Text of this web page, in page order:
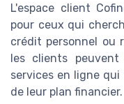
L'espace client
pour ceux qui
crédit personnel ou
les clients
services en ligne
de leur plan financier.